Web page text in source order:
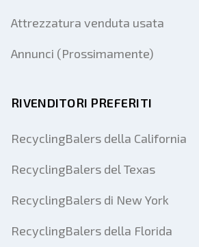
Attrezzatura venduta usata
Annunci (Prossimamente)
RIVENDITORI PREFERITI
RecyclingBalers della California
RecyclingBalers del Texas
RecyclingBalers di New York
RecyclingBalers della Florida